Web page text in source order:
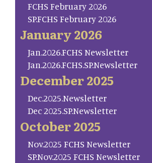
FCHS February 2026
SP.FCHS February 2026
January 2026
Jan.2026.FCHS Newsletter
Jan.2026.FCHS.SP.Newsletter
December 2025
Dec.2025.Newsletter
Dec 2025.SP.Newsletter
October 2025
Nov.2025 FCHS Newsletter
SP.Nov.2025 FCHS Newsletter